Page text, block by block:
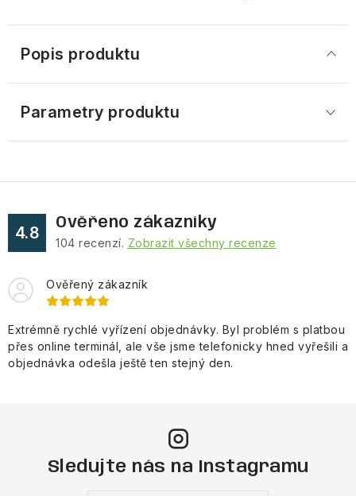
Popis produktu
Parametry produktu
4.8
Ověřeno zákazníky
104 recenzí. Zobrazit všechny recenze
Ověřený zákazník
Extrémně rychlé vyřízení objednávky. Byl problém s platbou
přes online terminál, ale vše jsme telefonicky hned vyřešili a
objednávka odešla ještě ten stejný den.
Sledujte nás na Instagramu